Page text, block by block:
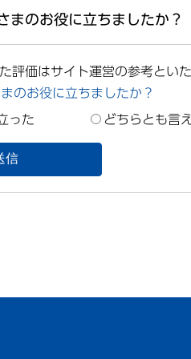
まのお役に立ちましたか？
評価はサイト運営の参考といた
のお役に立ちましたか？
った どちらとも言